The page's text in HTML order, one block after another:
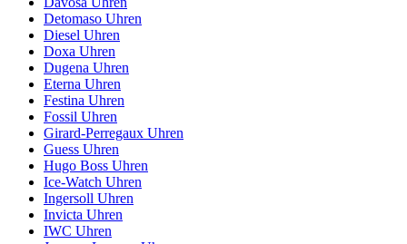
Detomaso Uhren
Diesel Uhren
Doxa Uhren
Dugena Uhren
Eterna Uhren
Festina Uhren
Fossil Uhren
Girard-Perregaux Uhren
Guess Uhren
Hugo Boss Uhren
Ice-Watch Uhren
Ingersoll Uhren
Invicta Uhren
IWC Uhren